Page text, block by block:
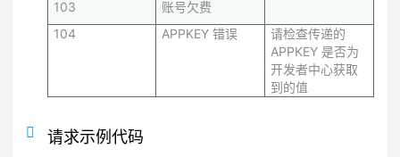
103
账号欠费
104
APPKEY 错误
请检查传递的
APPKEY 是否为
开发者中心获取
到的值
请求示例代码